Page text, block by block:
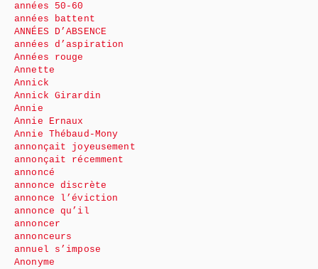
années 50-60
années battent
ANNÉES D’ABSENCE
années d’aspiration
Années rouge
Annette
Annick
Annick Girardin
Annie
Annie Ernaux
Annie Thébaud-Mony
annonçait joyeusement
annonçait récemment
annoncé
annonce discrète
annonce l’éviction
annonce qu’il
annoncer
annonceurs
annuel s’impose
Anonyme